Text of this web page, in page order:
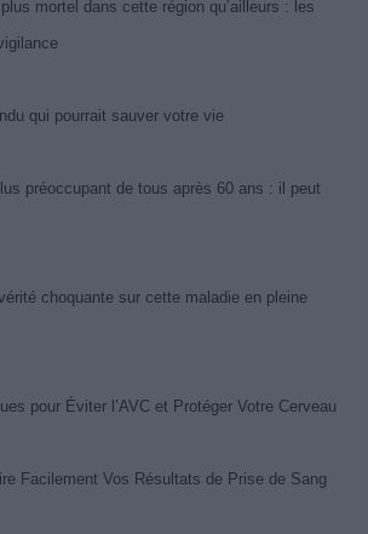
mortel dans cette région qu’ailleurs : les
qui pourrait sauver votre vie
préoccupant de tous après 60 ans : il peut
choquante sur cette maladie en pleine
pour Éviter l’AVC et Protéger Votre Cerveau
Facilement Vos Résultats de Prise de Sang